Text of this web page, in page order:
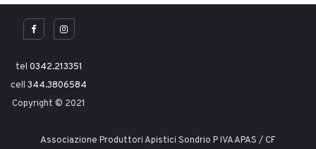
tel 0342.213351
cell 344.3806584
Copyright © 2021
Associazione Produttori Apistici Sondrio P IVA APAS / CF